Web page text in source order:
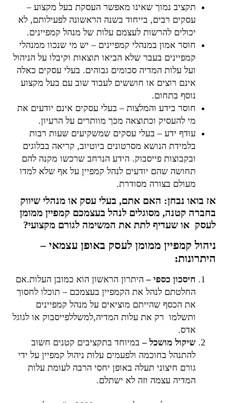
תקציב נמוך שאינו מאפשר העסקת בעל מקצוע –
עסקים רבים, בייחוד בשנה הראשונה לפעילותם, לא
יכולים להרשות לעצמם עלות של מנהל קמפיינים.
חוסר אמון במנהלי קמפיינים – יש מי שנכוו ממנהלי
קמפיינים בעבר שלא הביאו תוצאות וקיבלו על הניהול
ועל עלות המדיה סכומים גבוהים. בעלי עסקים כאלה
אינם רוצים או חוששים לעבוד שוב עם בעל מקצוע
נוסף בתחום.
חוסר בידע והמלצות – בעלי עסקים אינם יודעים את
מי להעסיק וכתוצאה מכך מוותרים על הרעיון.
עודף ידע – בעלי עסקים שמשקיעים שעות רבות
בלמידת הנושא מסרטונים ביוטיוב, קריאה בבלוגים
ובקבוצות פייסבוק. הידע הנרחב שרכשו מקנה להם
תחושה שהם יודעים לנהל קמפיין על אף שלא למדו
מעולם בצורה מסודרת.
אז בואו נבחן: האם אתם, בעלי עסק או מנהלי שיווק
בחברה קטנה, מסוגלים לנהל בעצמכם קמפיין ממומן
לעסק או שעדיף לתת את המשימה לגורם מקצועי?
ניהול קמפיין ממומן לעסק באופן עצמאי –
היתרונות:
חיסכון כספי –היתרון הראשון הוא כמובן העלות.אם
החלטתם לנהל את הקמפיין בעצמכם – תוכלו לחסוך
את הכסף שהייתם מוציאים על מנהל קמפיינים
ותשלמו רק את עלות המדיה,למשללפייסבוק או לגוגל
אדס.
שיקול מושכל – במיוחד בתקציבים קטנים חשוב
להתנהל בחוכמה ולפעמים עלות ניהול קמפיין על ידי
גורם חיצוני תעלה באופן יחסי הרבה לעומת עלות
המדיה עצמה וזה לא ישתלם.